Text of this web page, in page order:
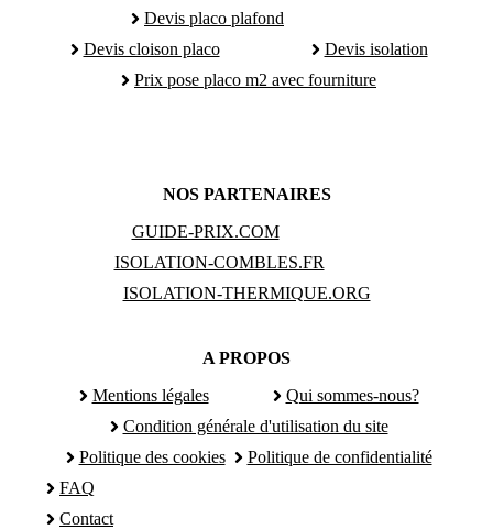
Devis placo plafond
Devis cloison placo
Devis isolation
Prix pose placo m2 avec fourniture
NOS PARTENAIRES
GUIDE-PRIX.COM
ISOLATION-COMBLES.FR
ISOLATION-THERMIQUE.ORG
A PROPOS
Mentions légales
Qui sommes-nous?
Condition générale d'utilisation du site
Politique des cookies
Politique de confidentialité
FAQ
Contact